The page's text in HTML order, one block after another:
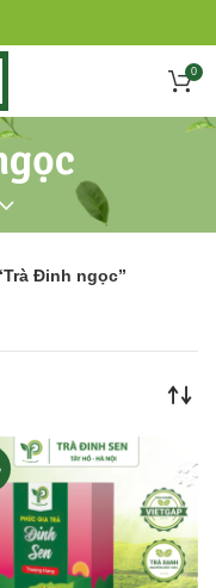
0
Đinh ngọc”